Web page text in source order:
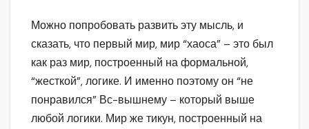
Можно попробовать развить эту мысль, и
сказать, что первый мир, мир “хаоса” – это был
как раз мир, построенный на формальной,
“жесткой”, логике. И именно поэтому он “не
понравился” Вс-вышнему – который выше
любой логики. Мир же тикун, построенный на